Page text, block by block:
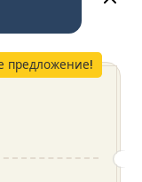
предложение!